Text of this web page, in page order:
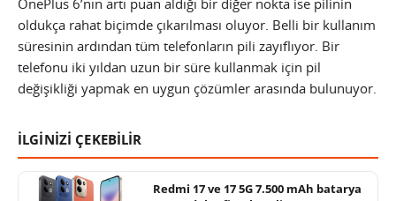
oldukça rahat biçimde çıkarılması oluyor. Belli bir kullanım
süresinin ardından tüm telefonların pili zayıflıyor. Bir
telefonu iki yıldan uzun bir süre kullanmak için pil
değişikliği yapmak en uygun çözümler arasında bulunuyor.
İLGİNİZİ ÇEKEBİLİR
Redmi 17 ve 17 5G 7.500 mAh batarya